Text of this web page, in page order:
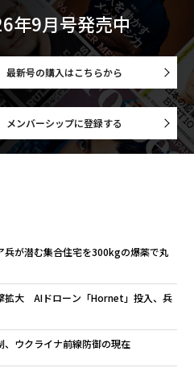
年9月号発売中
最新号の購入はこちらから
メンバーシップに登録する
兵が潜む集合住宅を300kgの爆薬で丸
拡大 AIドローン「Hornet」投入、兵
、ウクライナ前線防御の現在